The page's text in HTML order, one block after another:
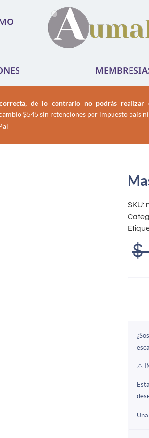
de lo contrario no podrás realizar
$545 sin retenciones por impuesto país
SKU:
$
⚠️